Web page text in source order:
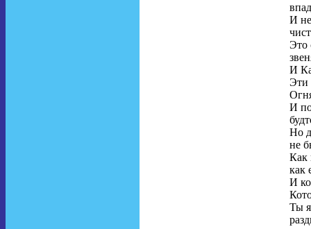
И
Это
И
Эти
И
Но
не
Как
как
И
Ты